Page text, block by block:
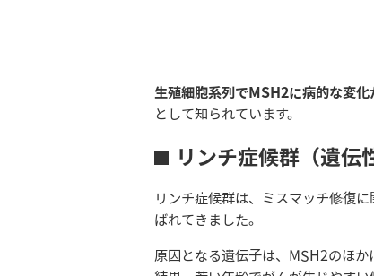
生殖細胞系列でMSH2に病的な変化
として知られています。
リンチ症候群（遺伝
リンチ症候群は、ミスマッチ修復
ばれてきました。
原因となる遺伝子は、MSH2のほ